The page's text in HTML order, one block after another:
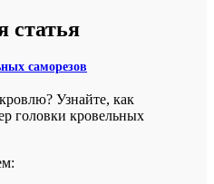
статья
саморезов
Узнайте, как
головки кровельных